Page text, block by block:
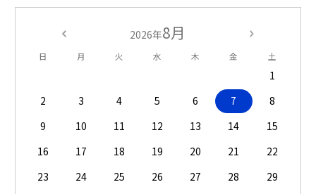
2026年8月
日 月 火 水 木 金 土
1
2
3 4 5 6 7
8
9
10 11 12 13 14
15
16
17 18 19 20 21
22
23
24 25 26 27 28
29